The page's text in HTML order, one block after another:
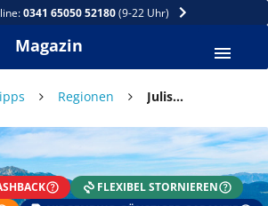
0341 65050 52180(9-22 Uhr)
Magazin
Regionen Julische Alpen: Tipps für den Urlaub
FLEXIBEL STORNIEREN